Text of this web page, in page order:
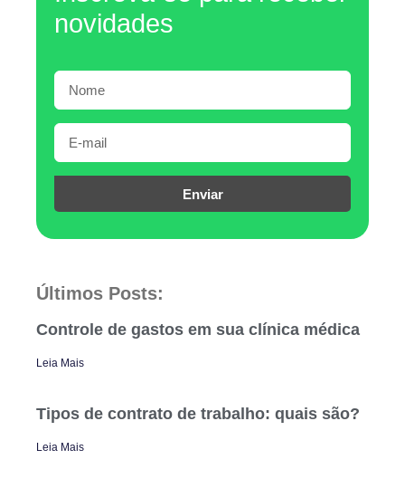
novidades
Enviar
Últimos Posts:
Controle de gastos em sua clínica médica
Leia Mais
Tipos de contrato de trabalho: quais são?
Leia Mais